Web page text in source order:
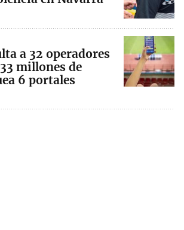
a 32 operadores
millones de
6 portales